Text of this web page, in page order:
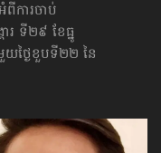
ការចាប់
រ ទី២៩ ខែធ្នូ
យថ្ងៃខួបទី២២ នៃ